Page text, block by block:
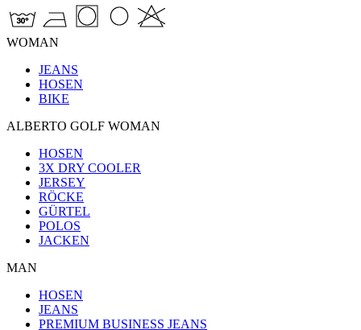
WOMAN
JEANS
HOSEN
BIKE
ALBERTO GOLF WOMAN
HOSEN
3X DRY COOLER
JERSEY
RÖCKE
GÜRTEL
POLOS
JACKEN
MAN
HOSEN
JEANS
PREMIUM BUSINESS JEANS